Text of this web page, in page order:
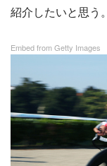
紹介したいと思う。
Embed from Getty Images